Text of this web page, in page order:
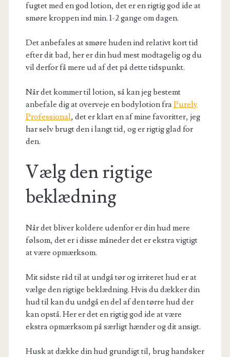
fugtet med en god lotion, det er en rigtig god ide at
smøre kroppen ind min. 1-2 gange om dagen.
Det anbefales at smøre huden ind relativt kort tid
efter dit bad, her er din hud mest modtagelig og du
vil derfor få mere ud af det på dette tidspunkt.
Når det kommer til lotion, så kan jeg bestemt
anbefale dig at overveje en bodylotion fraPurely
Professional, det er klart en af mine favoritter, jeg
har selv brugt den i langt tid, og er rigtig glad for
den.
Vælg den rigtige
beklædning
Når det bliver koldere udenfor er din hud mere
følsom, det er i disse måneder det er ekstra vigtigt
at være opmærksom.
Mit sidste råd til at undgå tør og irriteret hud er at
vælge den rigtige beklædning. Hvis du dækker din
hud til kan du undgå en del af den tørre hud der
kan opstå. Her er det en rigtig god ide at være
ekstra opmærksom på særligt hænder og dit ansigt.
Husk at dække din hud grundigt til, brug handsker